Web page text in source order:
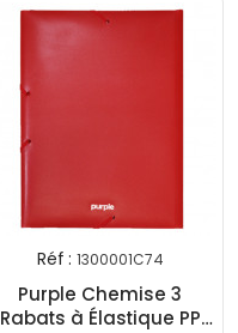
Réf : 1300001C74
Purple Chemise 3
Rabats à Élastique PP